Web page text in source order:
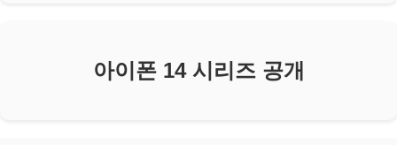
아이폰 14 시리즈 공개